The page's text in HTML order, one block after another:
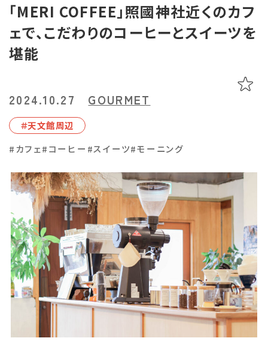
おすすめタグ
＃2024オープン
＃コーヒー
＃スイーツ ＃テイクアウト＃パスタ＃パン
＃花見スポット＃陶器
＃鹿児島県産和牛・黒豚・地鶏
マップから記事を探す
あちこちについて｜広告サービスについて ｜
運営会社について｜お知らせ｜利⽤規約
プライバシーポリシー｜お問い合わせ
「MERI COFFEE」照國神社近くのカフ
ェで、こだわりのコーヒーとスイーツを
堪能
2024.10.27 GOURMET
＃天⽂館周辺
#カフェ#コーヒー #スイーツ#モーニング